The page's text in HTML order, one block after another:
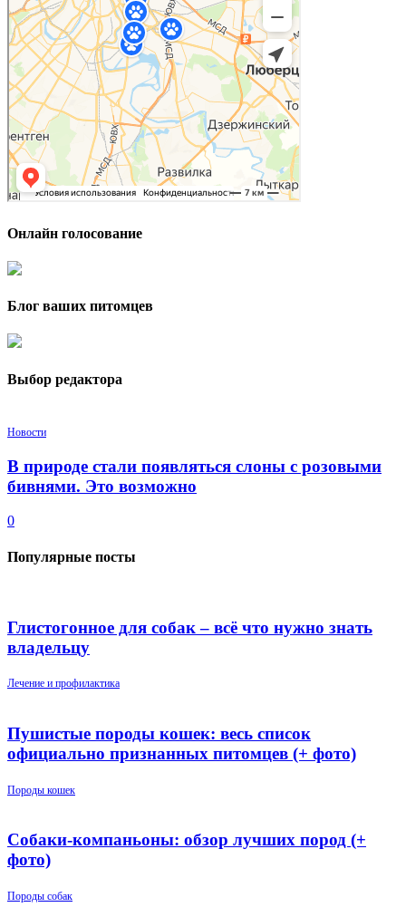
Онлайн голосование
Блог ваших питомцев
Выбор редактора
Новости
В природе стали появляться слоны с розовыми
бивнями. Это возможно
0
Популярные посты
Глистогонное для собак – всё что нужно знать
владельцу
Лечение и профилактика
Пушистые породы кошек: весь список
официально признанных питомцев (+ фото)
Породы кошек
Собаки-компаньоны: обзор лучших пород (+
фото)
Породы собак